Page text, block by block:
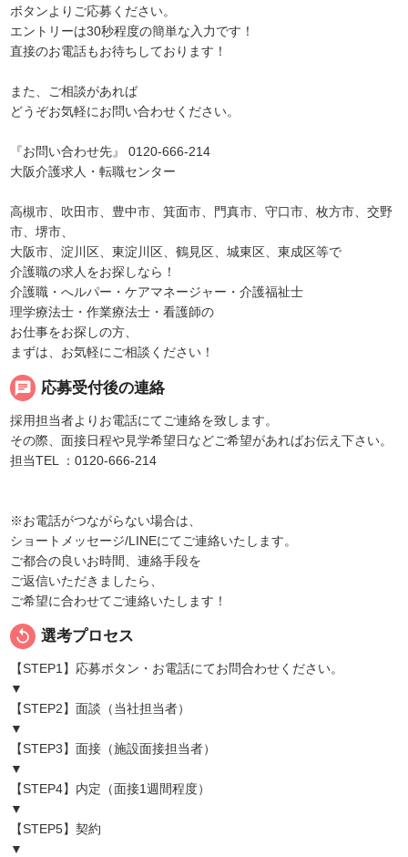
ボタンよりご応募ください。
エントリーは30秒程度の簡単な入力です！
直接のお電話もお待ちしております！
また、ご相談があれば
どうぞお気軽にお問い合わせください。
『お問い合わせ先』 0120-666-214
大阪介護求人・転職センター
高槻市、吹田市、豊中市、箕面市、門真市、守口市、枚方市、交野
市、堺市、
大阪市、淀川区、東淀川区、鶴見区、城東区、東成区等で
介護職の求人をお探しなら！
介護職・へルパー・ケアマネージャー・介護福祉士
理学療法士・作業療法士・看護師の
お仕事をお探しの方、
まずは、お気軽にご相談ください！
chat 応募受付後の連絡
採用担当者よりお電話にてご連絡を致します。
その際、面接日程や見学希望日などご希望があればお伝え下さい。
担当TEL ：0120-666-214
※お電話がつながらない場合は、
ショートメッセージ/LINEにてご連絡いたします。
ご都合の良いお時間、連絡手段を
ご返信いただきましたら、
ご希望に合わせてご連絡いたします！
replay 選考プロセス
【STEP1】応募ボタン・お電話にてお問合わせください。
▼
【STEP2】面談（当社担当者）
▼
【STEP3】面接（施設面接担当者）
▼
【STEP4】内定（面接1週間程度）
▼
【STEP5】契約
▼